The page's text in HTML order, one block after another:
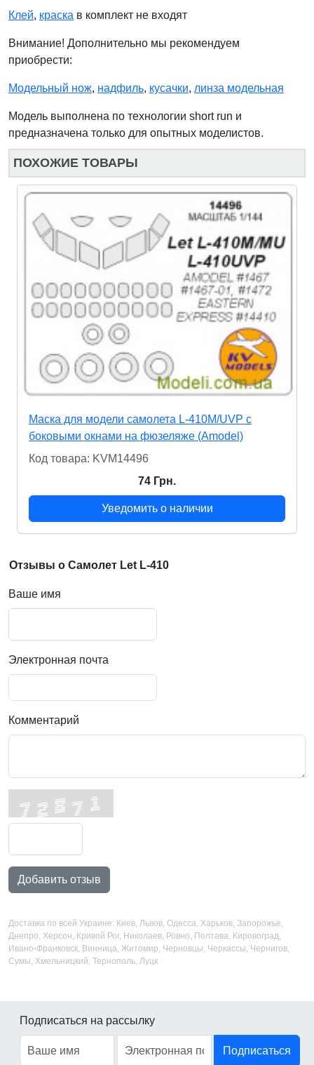
Клей, краска в комплект не входят
Внимание! Дополнительно мы рекомендуем
приобрести:
Модельный нож, надфиль, кусачки, линза модельная
Модель выполнена по технологии short run и
предназначена только для опытных моделистов.
ПОХОЖИЕ ТОВАРЫ
Маска для модели самолета L-410M/UVP с
боковыми окнами на фюзеляже (Amodel)
Код товара: KVM14496
74 Грн.
Уведомить о наличии
Отзывы о Самолет Let L-410
Ваше имя
Электронная почта
Комментарий
Добавить отзыв
Доставка по всей Украине: Киев, Львов, Одесса, Харьков, Запорожье,
Днепро, Херсон, Кривой Рог, Николаев, Ровно, Полтава, Кировоград,
Ивано-Франковск, Винница, Житомир, Черновцы, Черкассы, Чернигов,
Сумы, Хмельницкий, Тернополь, Луцк
Подписаться на рассылку
Подписаться